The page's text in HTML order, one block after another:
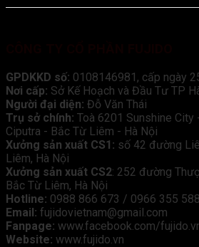
GPDKKD số: 0108146981, cấp ngày
Nơi cấp: Sở Kế Hoạch và Đầu Tư TP
Người đại diện: Đỗ Văn Thái
Trụ sở chính: Toà 6201 Sunshine City
Ciputra - Bắc Từ Liêm - Hà Nội
Xưởng sản xuất CS1: số 42 đường
Liêm, Hà Nội
Xưởng sản xuất CS2: 252 đường
Bắc Từ Liêm, Hà Nội
Hotline: 0988 866 673 / 0966 355 588
Email: fujidovietnam@gmail.com
Fanpage: www.facebook.com/
Website: www.fujido.vn